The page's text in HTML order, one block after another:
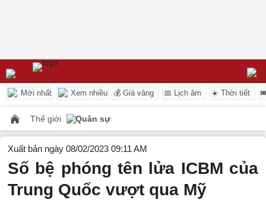
Mới nhất Xem nhiều 💰 Giá vàng 📅 Lịch âm ☀️ Thời tiết
Thế giới Quân sự
Xuất bản ngày 08/02/2023 09:11 AM
Số bệ phóng tên lửa ICBM của
Trung Quốc vượt qua Mỹ